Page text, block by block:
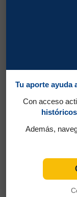
Partidos
Campeonato
Varela, Severino
Tu aporte ayuda
Con acceso
históricos
Además,